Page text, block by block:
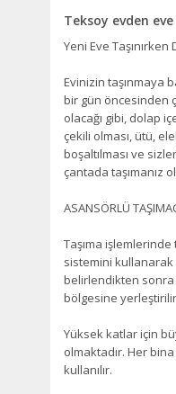
Teksoy evden eve
Yeni Eve
Evinizin taşınmaya
bir gün öncesinden
olacağı gibi, dolap
çekili olması, ütü,
boşaltılması ve
çantada taşımanız
ASANSÖRLÜ
Taşıma
sistemini kullanarak
belirlendikten sonra
bölgesine
Yüksek katlar için
olmaktadır. Her
kullanılır.